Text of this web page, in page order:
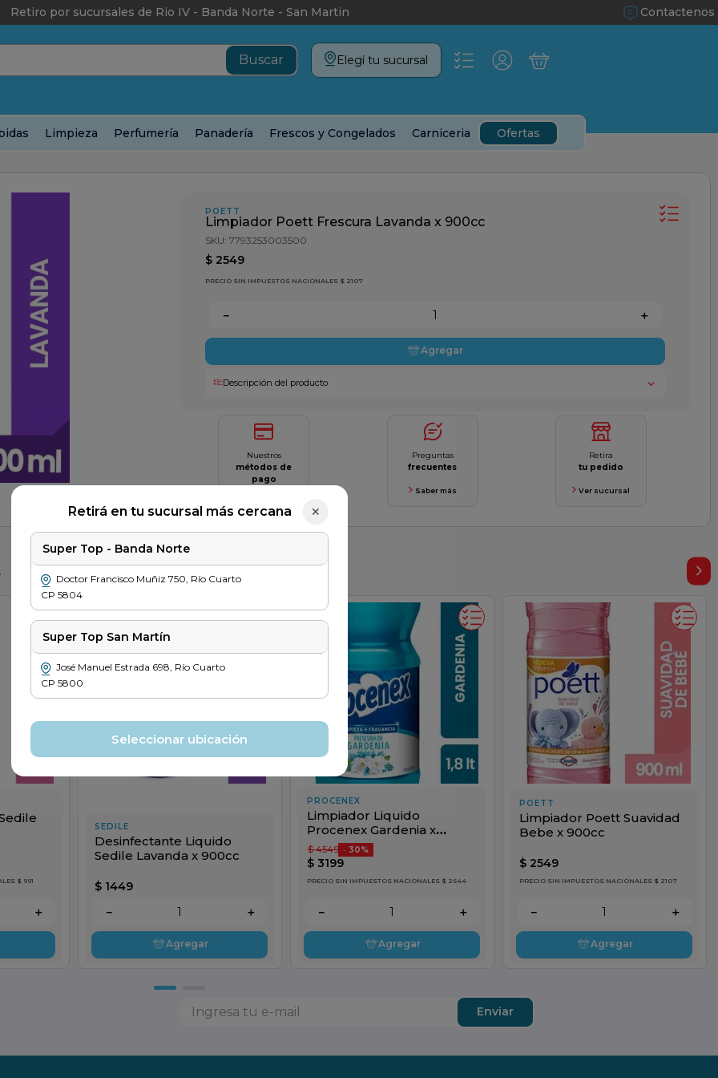
Retiro por sucursales de Rio IV - Banda Norte - San Martin Contactenos
Elegí tu sucursal
Retirá en tu sucursal más cercana ✕
Super Top - Banda Norte
Doctor Francisco Muñiz 750, Río Cuarto
CP 5804
Super Top San Martín
José Manuel Estrada 698, Río Cuarto
CP 5800
Seleccionar ubicación
Limpieza Perfumería Panadería Frescos y Congelados Carniceria Ofertas
POETT
Limpiador Poett Frescura Lavanda x 900cc
SKU: 7793253003500
$ 2549
PRECIO SIN IMPUESTOS NACIONALES $ 2107
＋
－
Agregar
Descripción del producto
Nuestros
métodos de
pago
Preguntas
frecuentes
Saber más
Retira
tu pedido
Ver sucursal
$ 991
＋
SEDILE
Desinfectante Liquido
Sedile Lavanda x 900cc
$ 1449
＋
－
Agregar
PROCENEX
Limpiador Liquido
Procenex Gardenia x
1800cc
$ 3199
$ 4549 - 30%
PRECIO SIN IMPUESTOS NACIONALES $ 2644
＋
－
Agregar
POETT
Limpiador Poett Suavidad
Bebe x 900cc
$ 2549
PRECIO SIN IMPUESTOS NACIONALES $ 2107
＋
－
Agregar
Enviar